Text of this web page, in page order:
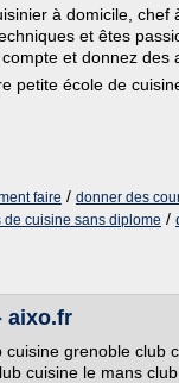
à domicile, chef
et êtes
et donnez des
petite école de
faire / donner des
cuisine sans diplome /
aixo.fr
grenoble club
cuisine le mans